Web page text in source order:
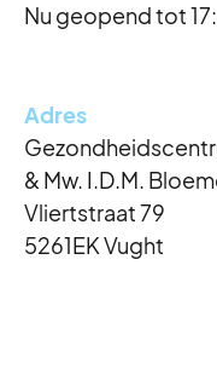
Nu geopend tot
Adres
& Mw. I.D.M.
Vliertstraat 79
5261EK Vught
Maandag
Dinsdag
Woensdag